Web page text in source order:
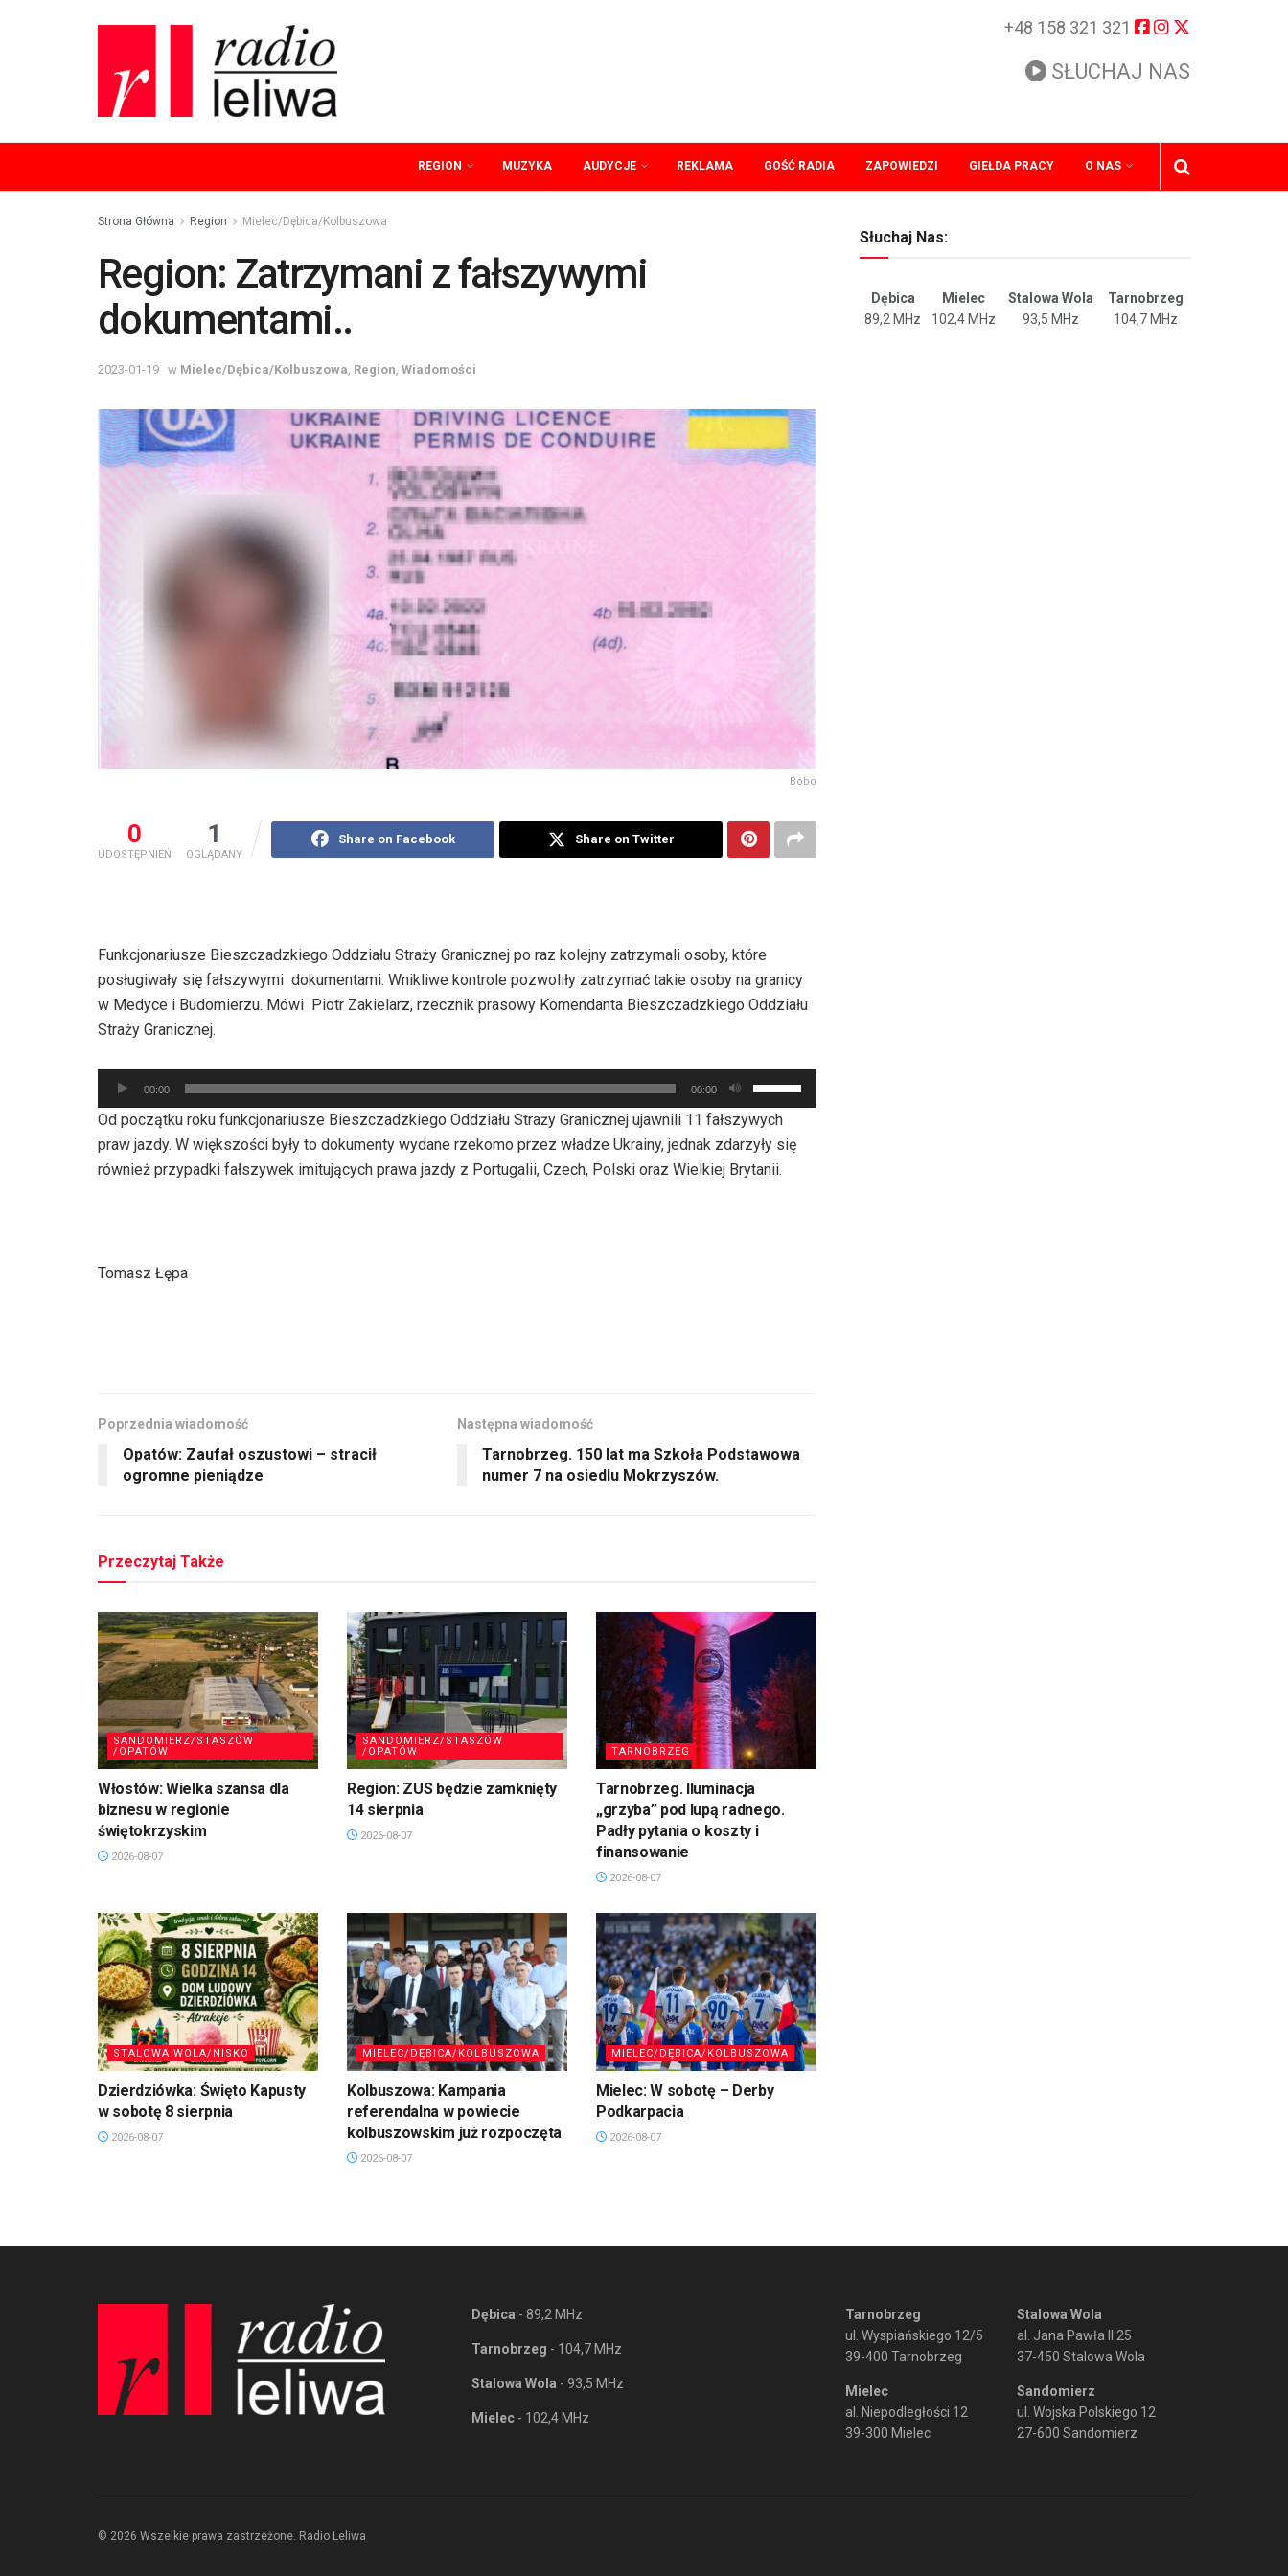
+48 158 321 321
SŁUCHAJ NAS
REGION MUZYKA AUDYCJE REKLAMA GOŚĆ RADIA ZAPOWIEDZI GIEŁDA PRACY O NAS
Strona Główna Region Mielec/Dębica/Kolbuszowa
Region: Zatrzymani z fałszywymi
dokumentami..
2023-01-19 w Mielec/Dębica/Kolbuszowa Region Wiadomości
Bobo
0
UDOSTĘPNIEŃ
1
OGLĄDANY
Share on Facebook Share on Twitter
Funkcjonariusze Bieszczadzkiego Oddziału Straży Granicznej po raz kolejny zatrzymali osoby, które
posługiwały się fałszywymi dokumentami. Wnikliwe kontrole pozwoliły zatrzymać takie osoby na granicy
w Medyce i Budomierzu. Mówi Piotr Zakielarz, rzecznik prasowy Komendanta Bieszczadzkiego Oddziału
Straży Granicznej.
Odtwarzacz
plików
dźwiękowych
00:00 00:00
strzałek
do
góry
oraz
Od początku roku funkcjonariusze Bieszczadzkiego Oddziału Straży Granicznej ujawnili 11 fałszywych
praw jazdy. W większości były to dokumenty wydane rzekomo przez władze Ukrainy, jednak zdarzyły się
również przypadki fałszywek imitujących prawa jazdy z Portugalii, Czech, Polski oraz Wielkiej Brytanii.
Tomasz Łępa
Poprzednia wiadomość
Opatów: Zaufał oszustowi – stracił
ogromne pieniądze
Następna wiadomość
Tarnobrzeg. 150 lat ma Szkoła Podstawowa
numer 7 na osiedlu Mokrzyszów.
Przeczytaj Także
SANDOMIERZ/STASZÓW
/OPATÓW
Włostów: Wielka szansa dla
biznesu w regionie
świętokrzyskim
2026-08-07
SANDOMIERZ/STASZÓW
/OPATÓW
Region: ZUS będzie zamknięty
14 sierpnia
2026-08-07
TARNOBRZEG
Tarnobrzeg. Iluminacja
„grzyba” pod lupą radnego.
Padły pytania o koszty i
finansowanie
2026-08-07
STALOWA WOLA/NISKO
Dzierdziówka: Święto Kapusty
w sobotę 8 sierpnia
2026-08-07
MIELEC/DĘBICA/KOLBUSZOWA
Kolbuszowa: Kampania
referendalna w powiecie
kolbuszowskim już rozpoczęta
2026-08-07
MIELEC/DĘBICA/KOLBUSZOWA
Mielec: W sobotę – Derby
Podkarpacia
2026-08-07
Słuchaj Nas:
Dębica Mielec Stalowa Wola
Tarnobrzeg
89,2 MHz
102,4 MHz 93,5 MHz 104,7 MHz
Dębica - 89,2 MHz
Tarnobrzeg - 104,7 MHz
Stalowa Wola - 93,5 MHz
Mielec - 102,4 MHz
Tarnobrzeg
ul. Wyspiańskiego 12/5
39-400 Tarnobrzeg
Mielec
al. Niepodległości 12
39-300 Mielec
Stalowa Wola
al. Jana Pawła II 25
37-450 Stalowa Wola
Sandomierz
ul. Wojska Polskiego 12
27-600 Sandomierz
© 2026 Wszelkie prawa zastrzeżone. Radio Leliwa